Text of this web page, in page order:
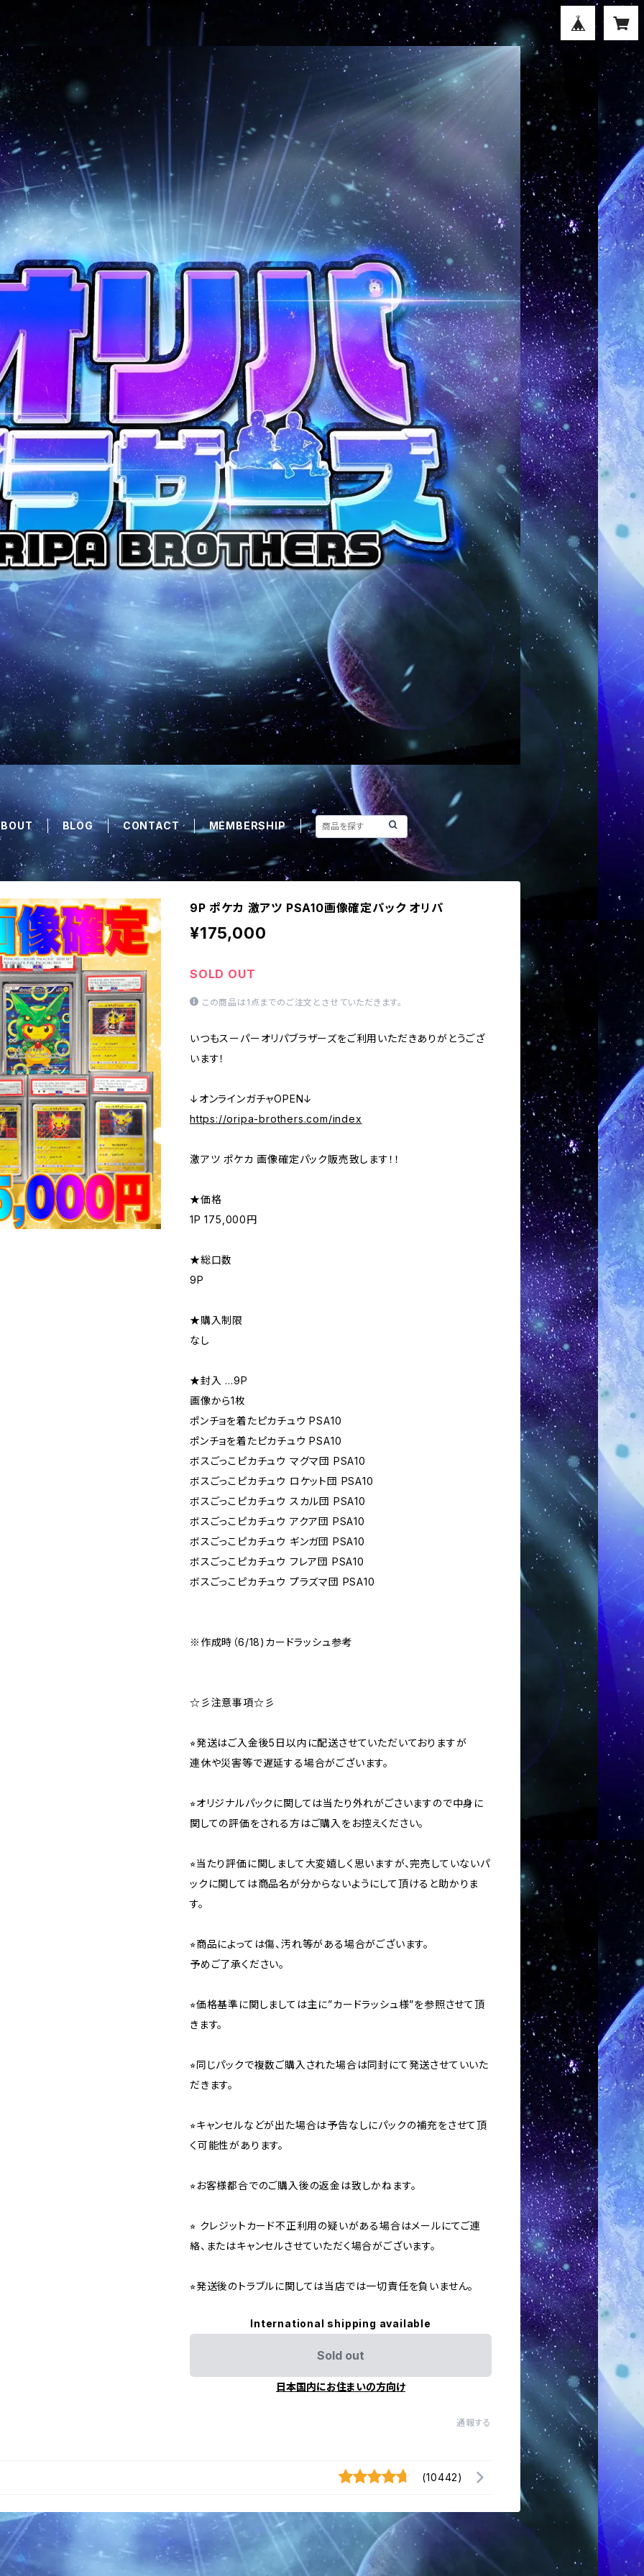
BLOG CONTACT MEMBERSHIP
9P ポケカ 激アツ PSA10画像確定パック オリパ
¥175,000
SOLD OUT
この商品は1点までのご注文とさせていただきます。
いつもスーパーオリパブラザーズをご利用いただきありがとうござ
います！
↓オンラインガチャOPEN↓
https://oripa-brothers.com/index
激アツ ポケカ 画像確定パック販売致します！！
★価格
1P 175,000円
★総口数
9P
★購入制限
なし
★封入 …9P
画像から1枚
ポンチョを着たピカチュウ PSA10
ポンチョを着たピカチュウ PSA10
ボスごっこピカチュウ マグマ団 PSA10
ボスごっこピカチュウ ロケット団 PSA10
ボスごっこピカチュウ スカル団 PSA10
ボスごっこピカチュウ アクア団 PSA10
ボスごっこピカチュウ ギンガ団 PSA10
ボスごっこピカチュウ フレア団 PSA10
ボスごっこピカチュウ プラズマ団 PSA10
※作成時（6/18)カードラッシュ参考
☆彡注意事項☆彡
⭐︎発送はご入金後5日以内に配送させていただいておりますが
連休や災害等で遅延する場合がございます。
⭐︎オリジナルパックに関しては当たり外れがごさいますので中身に
関しての評価をされる方はご購入をお控えください。
⭐︎当たり評価に関しまして大変嬉しく思いますが、完売していないパ
ックに関しては商品名が分からないようにして頂けると助かりま
す。
⭐︎商品によっては傷、汚れ等がある場合がございます。
予めご了承ください。
⭐︎価格基準に関しましては主に”カードラッシュ様”を参照させて頂
きます。
⭐︎同じパックで複数ご購入された場合は同封にて発送させていいた
だきます。
⭐︎キャンセルなどが出た場合は予告なしにパックの補充をさせて頂
く可能性があります。
⭐︎お客様都合でのご購入後の返金は致しかねます。
⭐︎ クレジットカード不正利用の疑いがある場合はメールにてご連
絡、またはキャンセルさせていただく場合がございます。
⭐︎発送後のトラブルに関しては当店では一切責任を負いません。
International shipping available
Sold out
日本国内にお住まいの方向け
通報する
(10442)